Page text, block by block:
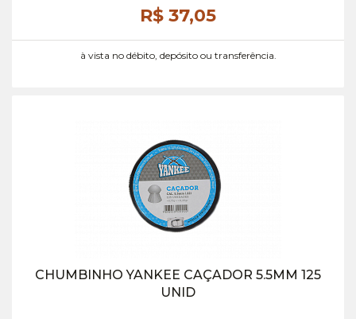
R$ 37,05
à vista no débito, depósito ou transferência.
CHUMBINHO YANKEE CAÇADOR 5.5MM 125
UNID